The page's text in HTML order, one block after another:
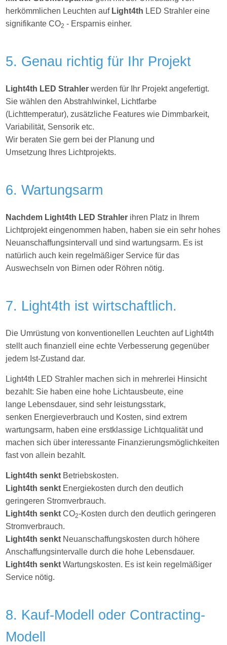
herkömmlichen Leuchten auf Light4th LED Strahler eine
signifikante CO2 - Ersparnis einher.
5. Genau richtig für Ihr Projekt
Light4th LED Strahler werden für Ihr Projekt angefertigt.
Sie wählen den Abstrahlwinkel, Lichtfarbe
(Lichttemperatur), zusätzliche Features wie Dimmbarkeit,
Variabilität, Sensorik etc.
Wir beraten Sie gern bei der Planung und
Umsetzung Ihres Lichtprojekts.
6. Wartungsarm
Nachdem Light4th LED Strahler ihren Platz in Ihrem
Lichtprojekt eingenommen haben, haben sie ein sehr hohes
Neuanschaffungsintervall und sind wartungsarm. Es ist
natürlich auch kein regelmäßiger Service für das
Auswechseln von Birnen oder Röhren nötig.
7. Light4th ist wirtschaftlich.
Die Umrüstung von konventionellen Leuchten auf Light4th
stellt auch finanziell eine echte Verbesserung gegenüber
jedem Ist-Zustand dar.
Light4th LED Strahler machen sich in mehrerlei Hinsicht
bezahlt: Sie haben eine hohe Lichtausbeute, eine
lange Lebensdauer, sind sehr leistungsstark,
senken Energieverbrauch und Kosten, sind extrem
wartungsarm, haben eine erstklassige Lichtqualität und
machen sich über interessante Finanzierungsmöglichkeiten
fast von allein bezahlt.
Light4th senkt Betriebskosten.
Light4th senkt Energiekosten durch den deutlich
geringeren Stromverbrauch.
Light4th senkt CO2-Kosten durch den deutlich geringeren
Stromverbrauch.
Light4th senkt Neuanschaffungskosten durch höhere
Anschaffungsintervalle durch die hohe Lebensdauer.
Light4th senkt Wartungskosten. Es ist kein regelmäßiger
Service nötig.
8. Kauf-Modell oder Contracting-
Modell